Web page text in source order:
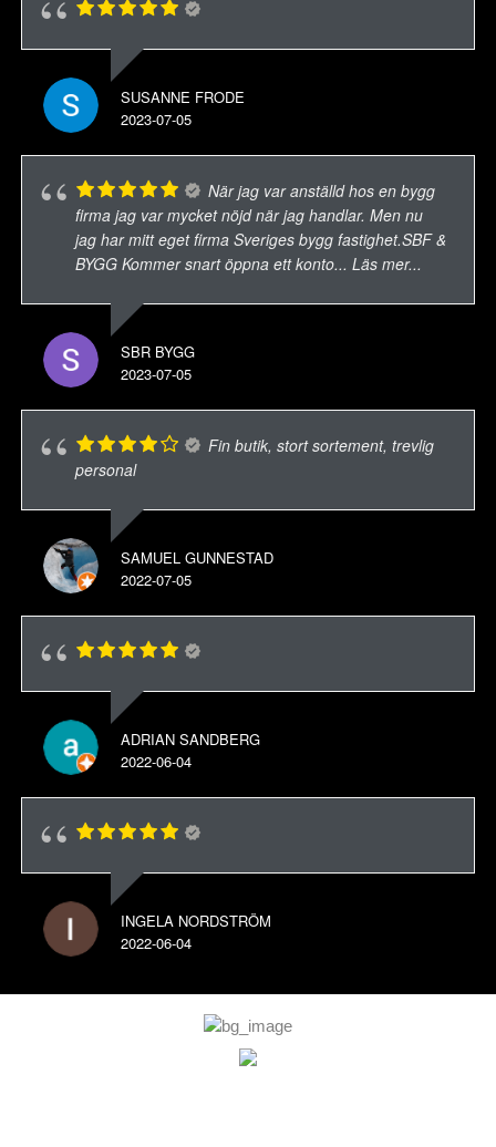
SUSANNE FRODE
2023-07-05
När jag var anställd hos en bygg
firma jag var mycket nöjd när jag handlar. Men nu
jag har mitt eget firma Sveriges bygg fastighet.SBF &
BYGG Kommer snart öppna ett konto... Läs mer...
SBR BYGG
2023-07-05
Fin butik, stort sortement, trevlig
personal
SAMUEL GUNNESTAD
2022-07-05
ADRIAN SANDBERG
2022-06-04
INGELA NORDSTRÖM
2022-06-04